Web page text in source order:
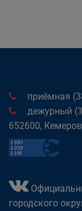
приёмная
дежурный
652600,
городского